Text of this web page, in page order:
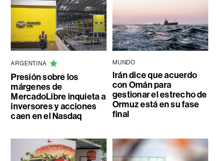
ARGENTINA
Presión sobre los
márgenes de
MercadoLibre inquieta a
inversores y acciones
caen en el Nasdaq
MUNDO
Irán dice que acuerdo
con Omán para
gestionar el estrecho de
Ormuz está en su fase
final